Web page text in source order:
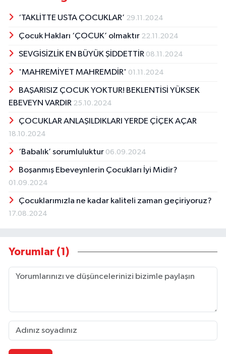
‘TAKLİTTE USTA ÇOCUKLAR’ 29.11.2024
Çocuk Hakları ‘ÇOCUK’ olmaktır 22.11.2024
SEVGİSİZLİK EN BÜYÜK ŞİDDETTİR 08.11.2024
'MAHREMİYET MAHREMDİR' 01.11.2024
BAŞARISIZ ÇOCUK YOKTUR! BEKLENTİSİ YÜKSEK
EBEVEYN VARDIR 25.10.2024
ÇOCUKLAR ANLAŞILDIKLARI YERDE ÇİÇEK AÇAR
18.10.2024
‘Babalık’ sorumluluktur 06.09.2024
Boşanmış Ebeveynlerin Çocukları İyi Midir?
01.09.2024
Çocuklarımızla ne kadar kaliteli zaman geçiriyoruz?
17.08.2024
Yorumlar (1)